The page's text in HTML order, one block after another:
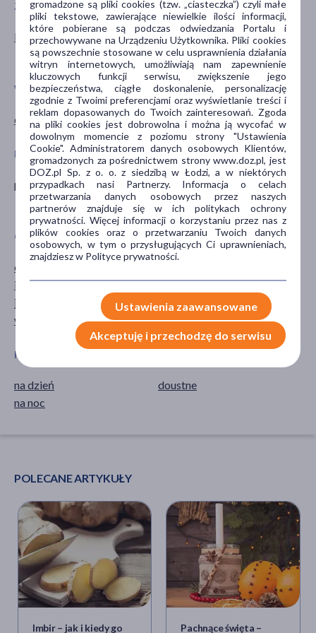
ZALECENIA ŻYWIENIOWE
Bez dodatku cukru
PŁEĆ
Mężczyzna
Kobieta
WIEK
dla dorosłych
TYP PRODUKTU
Suplement diety
POSTAĆ
płyn
DZIAŁANIE/WŁAŚCIWOŚCI
wspomagające
wzmacniające
GŁÓWNY SKŁADNIK
cytryna
imbir
jabłko
witamina C
SPECYFIKA
Bez konserwantów
PORA STOSOWANIA
na dzień
na noc
doustne
POLECANE ARTYKUŁY
Imbir – jak i kiedy go
Pachnące święta –
gromadzone są pliki cookies (tzw. „ciasteczka”) czyli małe
pliki tekstowe, zawierające niewielkie ilości informacji,
które pobierane są podczas odwiedzania Portalu i
przechowywane na Urządzeniu Użytkownika. Pliki cookies
są powszechnie stosowane w celu usprawnienia działania
witryn internetowych, umożliwiają nam zapewnienie
kluczowych funkcji serwisu, zwiększenie jego
bezpieczeństwa, ciągłe doskonalenie, personalizację
zgodnie z Twoimi preferencjami oraz wyświetlanie treści i
reklam dopasowanych do Twoich zainteresowań. Zgoda
na pliki cookies jest dobrowolna i można ją wycofać w
dowolnym momencie z poziomu strony "Ustawienia
Cookie". Administratorem danych osobowych Klientów,
gromadzonych za pośrednictwem strony www.doz.pl, jest
DOZ.pl Sp. z o. o. z siedzibą w Łodzi, a w niektórych
przypadkach nasi Partnerzy. Informacja o celach
przetwarzania danych osobowych przez naszych
partnerów znajduje się w ich politykach ochrony
prywatności. Więcej informacji o korzystaniu przez nas z
plików cookies oraz o przetwarzaniu Twoich danych
osobowych, w tym o przysługujących Ci uprawnieniach,
znajdziesz w Polityce prywatności.
Ustawienia zaawansowane
Akceptuję i przechodzę do serwisu